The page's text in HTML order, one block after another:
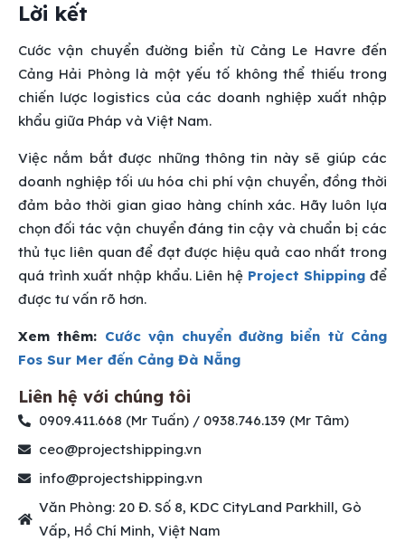
Lời kết
Cước vận chuyển đường biển từ Cảng Le Havre đến
Cảng Hải Phòng là một yếu tố không thể thiếu trong
chiến lược logistics của các doanh nghiệp xuất nhập
khẩu giữa Pháp và Việt Nam.
Việc nắm bắt được những thông tin này sẽ giúp các
doanh nghiệp tối ưu hóa chi phí vận chuyển, đồng thời
đảm bảo thời gian giao hàng chính xác. Hãy luôn lựa
chọn đối tác vận chuyển đáng tin cậy và chuẩn bị các
thủ tục liên quan để đạt được hiệu quả cao nhất trong
quá trình xuất nhập khẩu. Liên hệ Project Shipping để
được tư vấn rõ hơn.
Xem thêm: Cước vận chuyển đường biển từ Cảng
Fos Sur Mer đến Cảng Đà Nẵng
Liên hệ với chúng tôi
0909.411.668 (Mr Tuấn) / 0938.746.139 (Mr Tâm)
ceo@projectshipping.vn
info@projectshipping.vn
Văn Phòng: 20 Đ. Số 8, KDC CityLand Parkhill, Gò
Vấp, Hồ Chí Minh, Việt Nam